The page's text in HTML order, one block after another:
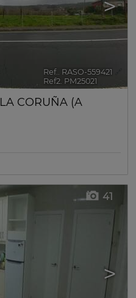
>
Ref.. RASO-559421
Ref2. PM25021
LA CORUÑA (A
>
41